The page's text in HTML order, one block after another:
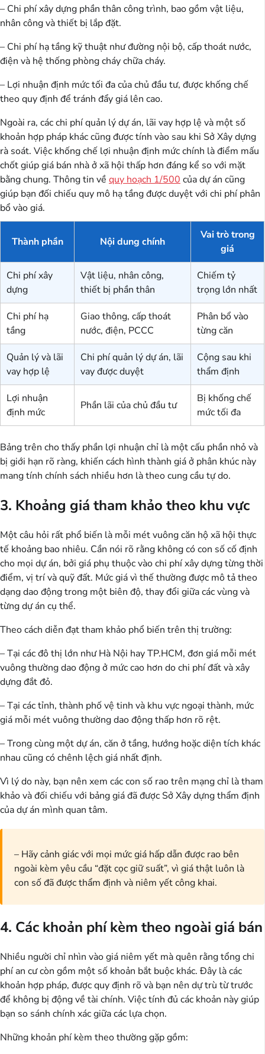
– Chi phí xây dựng phần thân công trình, bao gồm vật liệu,
nhân công và thiết bị lắp đặt.
– Chi phí hạ tầng kỹ thuật như đường nội bộ, cấp thoát nước,
điện và hệ thống phòng cháy chữa cháy.
– Lợi nhuận định mức tối đa của chủ đầu tư, được khống chế
theo quy định để tránh đẩy giá lên cao.
Ngoài ra, các chi phí quản lý dự án, lãi vay hợp lệ và một số
khoản hợp pháp khác cũng được tính vào sau khi Sở Xây dựng
rà soát. Việc khống chế lợi nhuận định mức chính là điểm mấu
chốt giúp giá bán nhà ở xã hội thấp hơn đáng kể so với mặt
bằng chung. Thông tin về quy hoạch 1/500 của dự án cũng
giúp bạn đối chiếu quy mô hạ tầng được duyệt với chi phí phân
bổ vào giá.
Thành phần Nội dung chính
Vai trò trong
giá
Chi phí xây
dựng
Vật liệu, nhân công,
thiết bị phần thân
Chiếm tỷ
trọng lớn nhất
Chi phí hạ
tầng
Giao thông, cấp thoát
nước, điện, PCCC
Phân bổ vào
từng căn
Quản lý và lãi
vay hợp lệ
Chi phí quản lý dự án, lãi
vay được duyệt
Cộng sau khi
thẩm định
Lợi nhuận
định mức
Phần lãi của chủ đầu tư
Bị khống chế
mức tối đa
Bảng trên cho thấy phần lợi nhuận chỉ là một cấu phần nhỏ và
bị giới hạn rõ ràng, khiến cách hình thành giá ở phân khúc này
mang tính chính sách nhiều hơn là theo cung cầu tự do.
3. Khoảng giá tham khảo theo khu vực
Một câu hỏi rất phổ biến là mỗi mét vuông căn hộ xã hội thực
tế khoảng bao nhiêu. Cần nói rõ rằng không có con số cố định
cho mọi dự án, bởi giá phụ thuộc vào chi phí xây dựng từng thời
điểm, vị trí và quỹ đất. Mức giá vì thế thường được mô tả theo
dạng dao động trong một biên độ, thay đổi giữa các vùng và
từng dự án cụ thể.
Theo cách diễn đạt tham khảo phổ biến trên thị trường:
– Tại các đô thị lớn như Hà Nội hay TP.HCM, đơn giá mỗi mét
vuông thường dao động ở mức cao hơn do chi phí đất và xây
dựng đắt đỏ.
– Tại các tỉnh, thành phố vệ tinh và khu vực ngoại thành, mức
giá mỗi mét vuông thường dao động thấp hơn rõ rệt.
– Trong cùng một dự án, căn ở tầng, hướng hoặc diện tích khác
nhau cũng có chênh lệch giá nhất định.
Vì lý do này, bạn nên xem các con số rao trên mạng chỉ là tham
khảo và đối chiếu với bảng giá đã được Sở Xây dựng thẩm định
của dự án mình quan tâm.
– Hãy cảnh giác với mọi mức giá hấp dẫn được rao bên
ngoài kèm yêu cầu “đặt cọc giữ suất”, vì giá thật luôn là
con số đã được thẩm định và niêm yết công khai.
4. Các khoản phí kèm theo ngoài giá bán
Nhiều người chỉ nhìn vào giá niêm yết mà quên rằng tổng chi
phí an cư còn gồm một số khoản bắt buộc khác. Đây là các
khoản hợp pháp, được quy định rõ và bạn nên dự trù từ trước
để không bị động về tài chính. Việc tính đủ các khoản này giúp
bạn so sánh chính xác giữa các lựa chọn.
Những khoản phí kèm theo thường gặp gồm: